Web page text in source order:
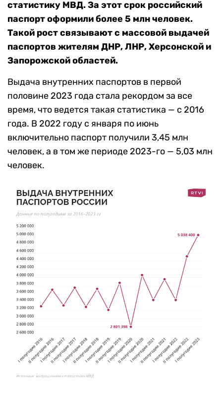
статистику МВД. За этот срок российский
паспорт оформили более 5 млн человек.
Такой рост связывают с массовой выдачей
паспортов жителям ДНР, ЛНР, Херсонской и
Запорожской областей.
Выдача внутренних паспортов в первой
половине 2023 года стала рекордом за все
время, что ведется такая статистика — с 2016
года. В 2022 году с января по июнь
включительно паспорт получили 3,45 млн
человек, а в том же периоде 2023-го — 5,03 млн
человек.